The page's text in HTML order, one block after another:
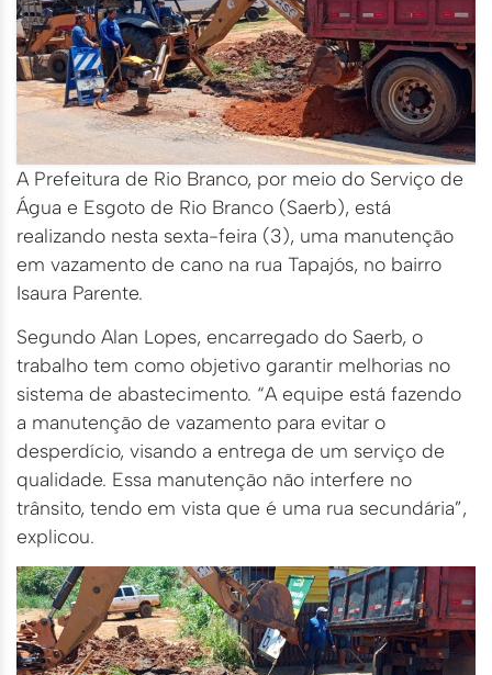
A Prefeitura de Rio Branco, por meio do Serviço de
Água e Esgoto de Rio Branco (Saerb), está
realizando nesta sexta-feira (3), uma manutenção
em vazamento de cano na rua Tapajós, no bairro
Isaura Parente.
Segundo Alan Lopes, encarregado do Saerb, o
trabalho tem como objetivo garantir melhorias no
sistema de abastecimento. “A equipe está fazendo
a manutenção de vazamento para evitar o
desperdício, visando a entrega de um serviço de
qualidade. Essa manutenção não interfere no
trânsito, tendo em vista que é uma rua secundária”,
explicou.